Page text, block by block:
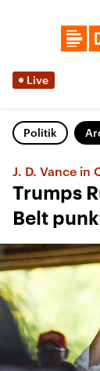
Live
Politik
J. D. Vance in
Trumps
Belt